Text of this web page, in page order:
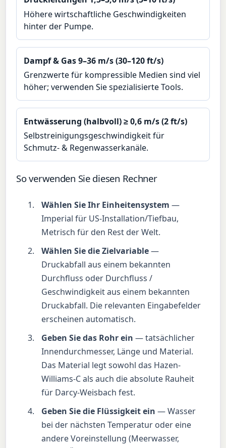
Höhere wirtschaftliche Geschwindigkeiten
hinter der Pumpe.
Dampf & Gas 9–36 m/s (30–120 ft/s)
Grenzwerte für kompressible Medien sind viel
höher; verwenden Sie spezialisierte Tools.
Entwässerung (halbvoll) ≥ 0,6 m/s (2 ft/s)
Selbstreinigungsgeschwindigkeit für
Schmutz- & Regenwasserkanäle.
So verwenden Sie diesen Rechner
Wählen Sie Ihr Einheitensystem —
Imperial für US-Installation/Tiefbau,
Metrisch für den Rest der Welt.
Wählen Sie die Zielvariable—
Druckabfall aus einem bekannten
Durchfluss oder Durchfluss /
Geschwindigkeit aus einem bekannten
Druckabfall. Die relevanten Eingabefelder
erscheinen automatisch.
Geben Sie das Rohr ein — tatsächlicher
Innendurchmesser, Länge und Material.
Das Material legt sowohl das Hazen-
Williams-C als auch die absolute Rauheit
für Darcy-Weisbach fest.
Geben Sie die Flüssigkeit ein — Wasser
bei der nächsten Temperatur oder eine
andere Voreinstellung (Meerwasser,